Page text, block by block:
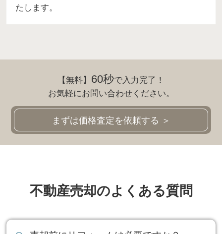
たします。
【無料】 60秒で入力完了！
お気軽にお問い合わせください。
まずは価格査定を依頼する ＞
不動産売却のよくある質問